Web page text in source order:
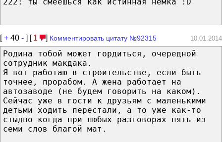
[+ 40 - ] [ 1 ] Комментировать цитату №92315 10.01.2014
Родина тобой может гордиться, очередной
сотрудник макдака.
Я вот работаю в строительстве, если быть
точнее, прорабом. А жена работает на
автозаводе (не будем говорить на каком).
Сейчас уже в гости к друзьям с маленькими
детьми ходить перестали, а то уже как-то
стыдно когда при любых разговорах пять из
семи слов благой мат.